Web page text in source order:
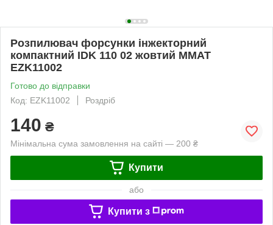
Розпилювач форсунки інжекторний
компактний IDK 110 02 жовтий ММАТ
EZK11002
Готово до відправки
Код: EZK11002
Роздріб
140 ₴
Мінімальна сума замовлення на сайті — 200 ₴
Купити
або
Купити з